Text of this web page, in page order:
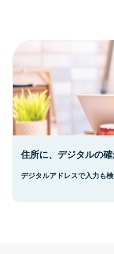
住所に、デジタルの確
デジタルアドレスで入力も検